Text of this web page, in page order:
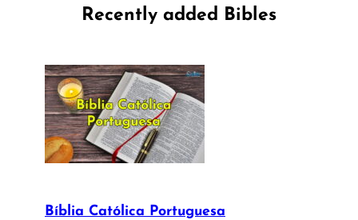
Recently added Bibles
Bíblia Católica Portuguesa